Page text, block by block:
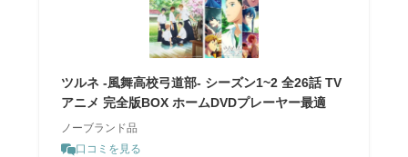
ツルネ -風舞高校弓道部- シーズン1~2 全26話 TV
アニメ 完全版BOX ホームDVDプレーヤー最適
ノーブランド品
口コミを見る